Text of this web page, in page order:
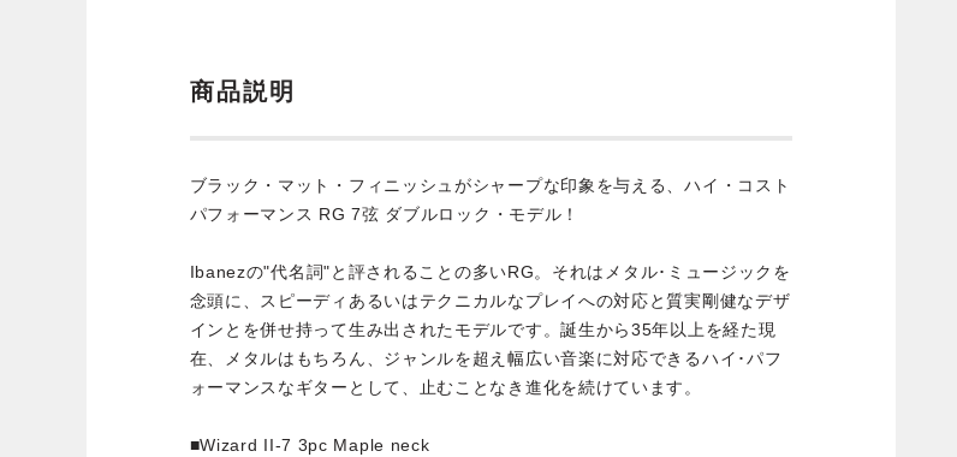
商品説明
ブラック・マット・フィニッシュがシャープな印象を与える、ハイ・コスト
パフォーマンス RG 7弦 ダブルロック・モデル！
Ibanezの"代名詞"と評されることの多いRG。それはメタル･ミュージックを
念頭に、スピーディあるいはテクニカルなプレイへの対応と質実剛健なデザ
インとを併せ持って生み出されたモデルです。誕生から35年以上を経た現
在、メタルはもちろん、ジャンルを超え幅広い音楽に対応できるハイ･パフ
ォーマンスなギターとして、止むことなき進化を続けています。
■Wizard II-7 3pc Maple neck